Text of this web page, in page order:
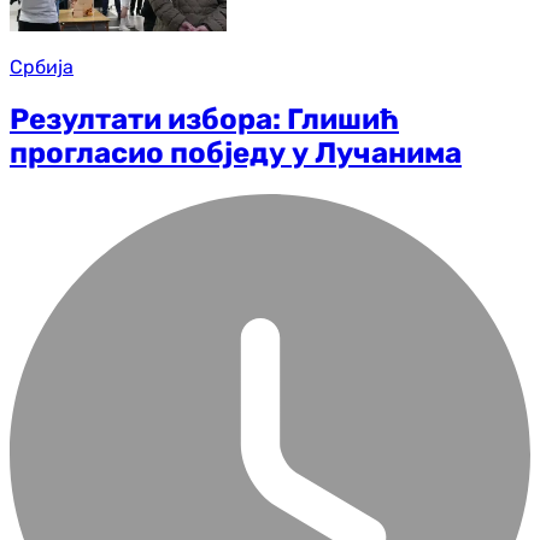
Србија
Резултати избора: Глишић
прогласио побједу у Лучанима